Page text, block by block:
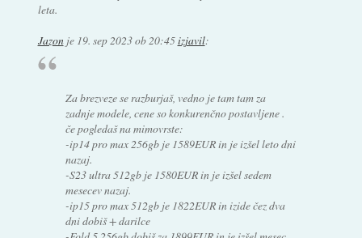
leta.
Jazonje 19. sep 2023 ob 20:45izjavil:
Za brezveze se razburjaš, vedno je tam tam za
zadnje modele, cene so konkurenčno postavljene .
če pogledaš na mimovrste:
-ip14 pro max 256gb je 1589EUR in je izšel leto dni
nazaj.
-S23 ultra 512gb je 1580EUR in je izšel sedem
mesecev nazaj.
-ip15 pro max 512gb je 1822EUR in izide čez dva
dni dobiš + darilce